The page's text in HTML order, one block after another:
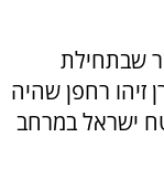
שבתחילת
רחפן שהיה
ישראל במרחב